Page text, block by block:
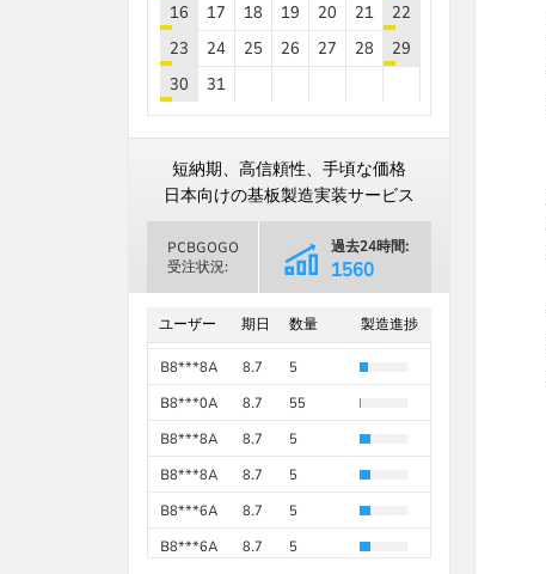
16
17 18 19 20 21
22
23
24 25 26 27 28
29
30
31
2026年9月
1
2 3 4
5
13
14 16 17 18
27
28 29 30
2026年 10月
October
日
月 火 水 金
1
2
3
4
5 6 7 9
11
12 13 14 16
2026年8月 August
日
月 火 水 木 金
土
1
9
10 12 13 14
23
24 25 26 27 28
29
30
31
2026年9月
September
日
月 火 水 金
1
2 4
6
7 8 9 11
13
14 15 16 17 18
19
短納期、高信頼性、手頃な価格
日本向けの基板製造実装サービス
PCBGOGO
受注状況:
過去24時間:
2752
過去30日間
66860
ユーザー 期日 数量 製造進捗
B8***8A
8.7
5
B8***8A
8.7
5
B8***8A
B8***8A
8.7
10
B8***8A
8.7
10
B8***8A
B8***8A
5
B8***8A
8.7
20
B8***8A
8.7
5
B8***0A
8.7
55
B8***8A
8.7
5
B8***8A
8.7
5
B8***6A
8.7
5
B8***6A
8.7
5